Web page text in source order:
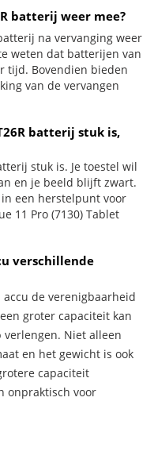
batterij weer mee?
na vervanging weer
weten dat batterijen van
tijd. Bovendien bieden
van de vervangen
batterij stuk is,
stuk is. Je toestel wil
en je beeld blijft zwart.
een herstelpunt voor
11 Pro (7130) Tablet
verschillende
de verenigbaarheid
groter capaciteit kan
Niet alleen
en het gewicht is ook
capaciteit
onpraktisch voor